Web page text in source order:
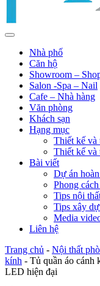
Nhà phố
Căn hộ
Showroom –
Salon -Spa – Nail
Cafe – Nhà hàng
Văn phòng
Khách sạn
Hạng mục
Thiết kế và
Thiết kế và
Bài viết
Dự án
Phong
Tips nội
Tips xây
Media
Liên hệ
Trang chủ - Nội thất
kính - Tủ quần áo cánh
LED hiện đại